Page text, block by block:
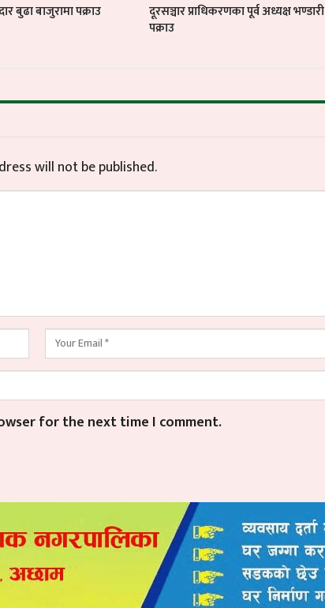
बुढा बाजुरामा पक्राउ
दूरसञ्चार प्राधिकरणका पूर्व अध्यक्ष भण्डारी
पक्राउ
will not be published.
for the next time I comment.